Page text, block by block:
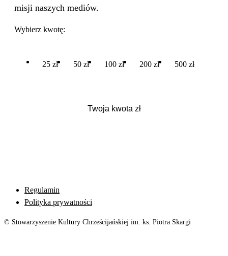
misji naszych mediów.
Wybierz kwotę:
25 zł 50 zł 100 zł 200 zł 500 zł
Regulamin
Polityka prywatności
© Stowarzyszenie Kultury Chrześcijańskiej im. ks. Piotra Skargi